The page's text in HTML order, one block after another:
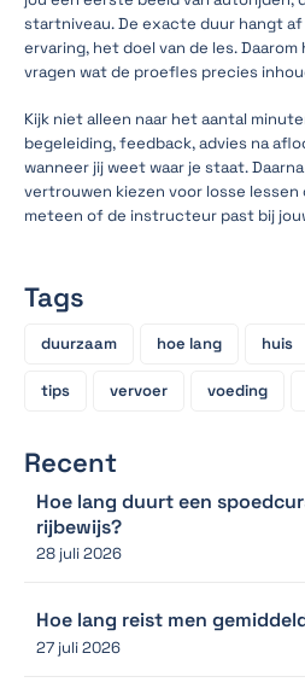
startniveau. De exacte duur hangt
ervaring, het doel van de les.
vragen wat de proefles precies
Kijk niet alleen naar het aantal
begeleiding, feedback, advies na
wanneer jij weet waar je staat.
vertrouwen kiezen voor losse lessen
meteen of de instructeur past bij
Tags
duurzaam hoe lang huis
tips vervoer voeding
Recent
Hoe lang duurt een
rijbewijs?
28 juli 2026
Hoe lang reist men
27 juli 2026